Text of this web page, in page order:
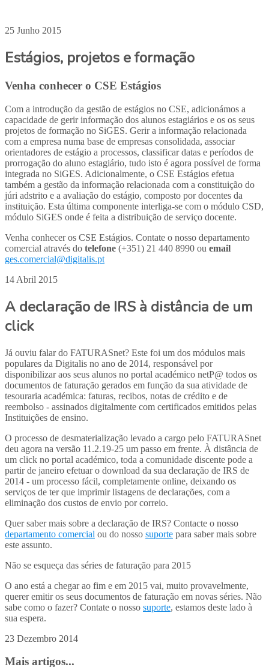
25 Junho 2015
Estágios, projetos e formação
Venha conhecer o CSE Estágios
Com a introdução da gestão de estágios no CSE, adicionámos a
capacidade de gerir informação dos alunos estagiários e os os seus
projetos de formação no SiGES. Gerir a informação relacionada
com a empresa numa base de empresas consolidada, associar
orientadores de estágio a processos, classificar datas e períodos de
prorrogação do aluno estagiário, tudo isto é agora possível de forma
integrada no SiGES. Adicionalmente, o CSE Estágios efetua
também a gestão da informação relacionada com a constituição do
júri adstrito e a avaliação do estágio, composto por docentes da
instituição. Esta última componente interliga-se com o módulo CSD,
módulo SiGES onde é feita a distribuição de serviço docente.
Venha conhecer os CSE Estágios. Contate o nosso departamento
comercial através do telefone (+351) 21 440 8990 ou email
ges.comercial@digitalis.pt
14 Abril 2015
A declaração de IRS à distância de um
click
Já ouviu falar do FATURASnet? Este foi um dos módulos mais
populares da Digitalis no ano de 2014, responsável por
disponibilizar aos seus alunos no portal académico netP@ todos os
documentos de faturação gerados em função da sua atividade de
tesouraria académica: faturas, recibos, notas de crédito e de
reembolso - assinados digitalmente com certificados emitidos pelas
Instituições de ensino.
O processo de desmaterialização levado a cargo pelo FATURASnet
deu agora na versão 11.2.19-25 um passo em frente. À distância de
um click no portal académico, toda a comunidade discente pode a
partir de janeiro efetuar o download da sua declaração de IRS de
2014 - um processo fácil, completamente online, deixando os
serviços de ter que imprimir listagens de declarações, com a
eliminação dos custos de envio por correio.
Quer saber mais sobre a declaração de IRS? Contacte o nosso
departamento comercial ou do nosso suporte para saber mais sobre
este assunto.
Não se esqueça das séries de faturação para 2015
O ano está a chegar ao fim e em 2015 vai, muito provavelmente,
querer emitir os seus documentos de faturação em novas séries. Não
sabe como o fazer? Contate o nosso suporte, estamos deste lado à
sua espera.
23 Dezembro 2014
Mais artigos...